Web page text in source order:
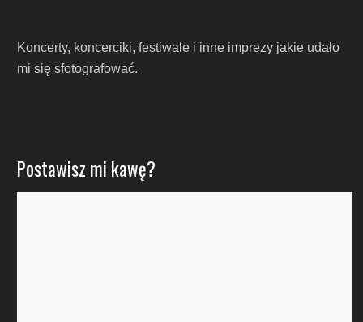
Koncerty, koncerciki, festiwale i inne imprezy jakie udało
mi się sfotografować.
Postawisz mi kawę?